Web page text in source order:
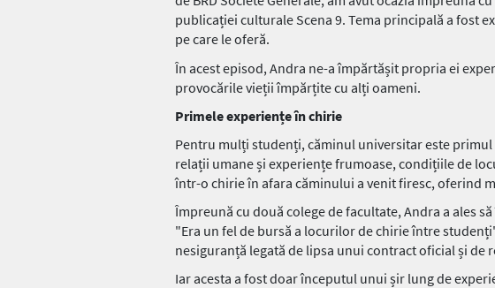
publicației culturale Scena 9. Tema principală a fost
pe care le oferă.
În acest episod, Andra ne-a împărtășit propria ei
provocările vieții împărțite cu alți oameni.
Primele experiențe în chirie
Pentru mulți studenți, căminul universitar este
relații umane și experiențe frumoase, condițiile de
într-o chirie în afara căminului a venit firesc, oferind
Împreună cu două colege de facultate, Andra a ales
"Era un fel de bursă a locurilor de chirie între
nesiguranță legată de lipsa unui contract oficial și
Iar acesta a fost doar începutul unui șir lung de